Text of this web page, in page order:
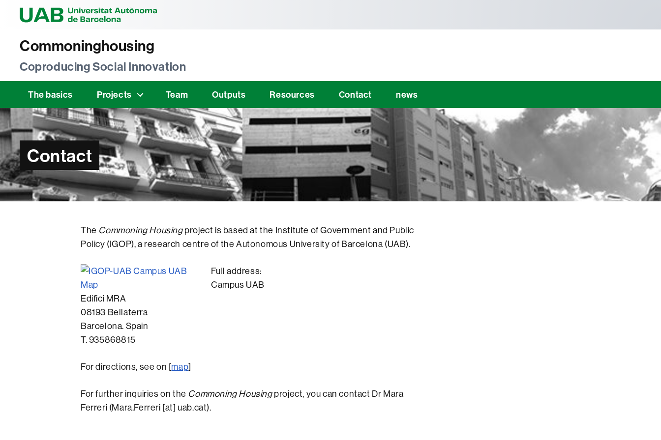
Commoninghousing
Coproducing Social Innovation
The basics Projects Team Outputs Resources Contact news
Contact
The Commoning Housingproject is based at the Institute of Government and Public
Policy (IGOP), a research centre of the Autonomous University of Barcelona (UAB).
Full address:
Campus UAB
Edifici MRA
08193 Bellaterra
Barcelona. Spain
T. 935868815
For directions, see on [map]
For further inquiries on the Commoning Housingproject, you can contact Dr Mara
Ferreri (Mara.Ferreri [at] uab.cat).